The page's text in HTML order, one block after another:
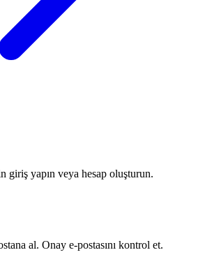
giriş yapın veya hesap oluşturun.
al. Onay e-postasını kontrol et.